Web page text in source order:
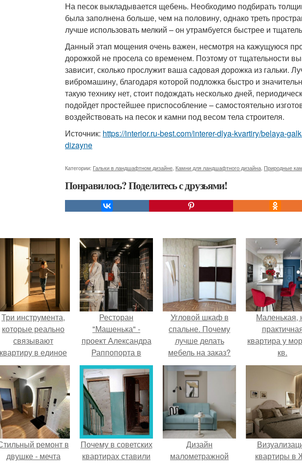
На песок выкладывается щебень. Необходимо подбирать
была заполнена больше, чем на половину, однако треть
лучше использовать мелкий – он утрамбуется быстрее и
Данный этап мощения очень важен, несмотря на кажущуюся
дорожкой не просела со временем. Поэтому от тщательности
зависит, сколько прослужит ваша садовая дорожка из гальки.
вибромашину, благодаря которой подложка быстро и
такую технику нет, стоит подождать несколько дней,
подойдет простейшее приспособление – самостоятельно
воздействовать на песок и камни под весом тела строителя.
Источник: https://interior.ru-best.com/interer-dlya-kvartiry/belaya-
dizayne
Категории: Гальки в ландшафтном дизайне Камни для ландшафтного дизайна Природные
Понравилось? Поделитесь с друзьями!
Три инструмента,
которые реально
связывают
квартиру в единое
- и ни один из
них не требует
сносить стены.
Ресторан
"Машенька" -
проект Александра
Раппопорта в
"зарядье", где
каждый сантиметр
пространства
дышит русской
самобытностью.
Угловой шкаф в
спальне. Почему
лучше делать
мебель на заказ?
Маленькая,
квартира у
кв.
ремонт в
двушке - мечта
Почему в советских
квартирах ставили
Дизайн
малометражной
квартиры в